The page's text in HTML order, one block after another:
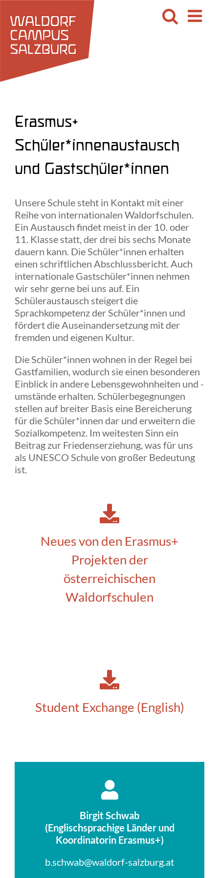
Inhalt
springen
Erasmus+
Schüler*innenaustausch
und Gastschüler*innen
Unsere Schule steht in Kontakt mit einer
Reihe von internationalen Waldorfschulen.
Ein Austausch findet meist in der 10. oder
11. Klasse statt, der drei bis sechs Monate
dauern kann. Die Schüler*innen erhalten
einen schriftlichen Abschlussbericht. Auch
internationale Gastschüler*innen nehmen
wir sehr gerne bei uns auf. Ein
Schüleraustausch steigert die
Sprachkompetenz der Schüler*innen und
fördert die Auseinandersetzung mit der
fremden und eigenen Kultur.
Die Schüler*innen wohnen in der Regel bei
Gastfamilien, wodurch sie einen besonderen
Einblick in andere Lebensgewohnheiten und -
umstände erhalten. Schülerbegegnungen
stellen auf breiter Basis eine Bereicherung
für die Schüler*innen dar und erweitern die
Sozialkompetenz. Im weitesten Sinn ein
Beitrag zur Friedenserziehung, was für uns
als UNESCO Schule von großer Bedeutung
ist.
Neues von den Erasmus+
Projekten der
österreichischen
Waldorfschulen
Student Exchange (English)
Birgit Schwab
(Englischsprachige Länder und
Koordinatorin Erasmus+)
b.schwab@waldorf-salzburg.at